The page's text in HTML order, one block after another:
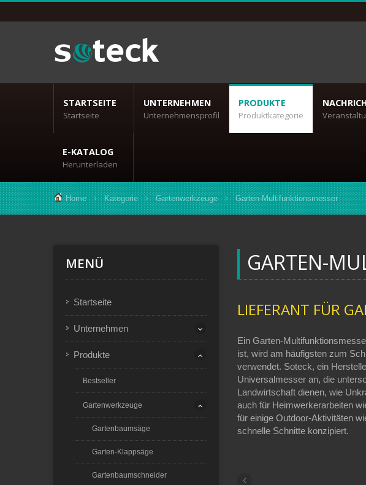
STARTSEITE
Startseite
UNTERNEHMEN
Unternehmensprofil
PRODUKTE
Produktkategorie
E-KATALOG
Herunterladen
Home Kategorie Gartenwerkzeuge Garten-Multifunktionsmesser
MENÜ
Startseite
Unternehmen
Produkte
Bestseller
Gartenwerkzeuge
Gartenbaumsäge
Garten-Klappsäge
Gartenbaumschneider
GARTEN-
LIEFERANT FÜR
Ein Garten-
ist, wird am häufigsten zum
verwendet. Soteck, ein
Universalmesser an, die
Landwirtschaft dienen, wie
auch für Heimwerkerarbeiten
für einige Outdoor-Aktivitäten
schnelle Schnitte konzipiert.